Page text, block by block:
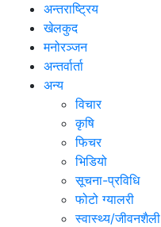
अन्तराष्ट्रिय
खेलकुद
मनोरञ्जन
अन्तर्वार्ता
अन्य
विचार
कृषि
फिचर
भिडियो
सूचना-प्रविधि
फोटो ग्यालरी
स्वास्थ्य/जीवनशैली